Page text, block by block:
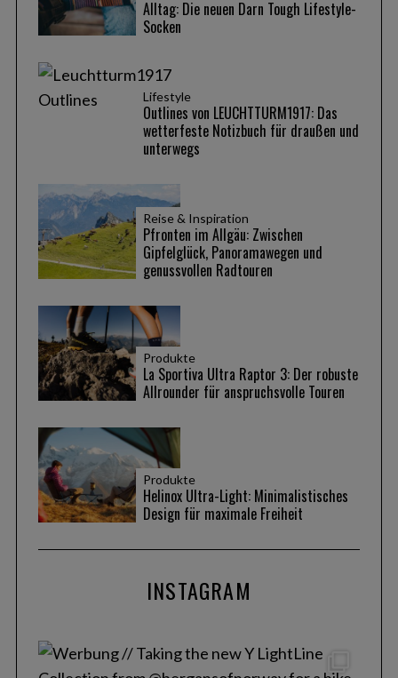
Alltag: Die neuen Darn Tough Lifestyle-
Socken
Lifestyle
Outlines von LEUCHTTURM1917: Das
wetterfeste Notizbuch für draußen und
unterwegs
Reise & Inspiration
Pfronten im Allgäu: Zwischen
Gipfelglück, Panoramawegen und
genussvollen Radtouren
Produkte
La Sportiva Ultra Raptor 3: Der robuste
Allrounder für anspruchsvolle Touren
Produkte
Helinox Ultra-Light: Minimalistisches
Design für maximale Freiheit
INSTAGRAM